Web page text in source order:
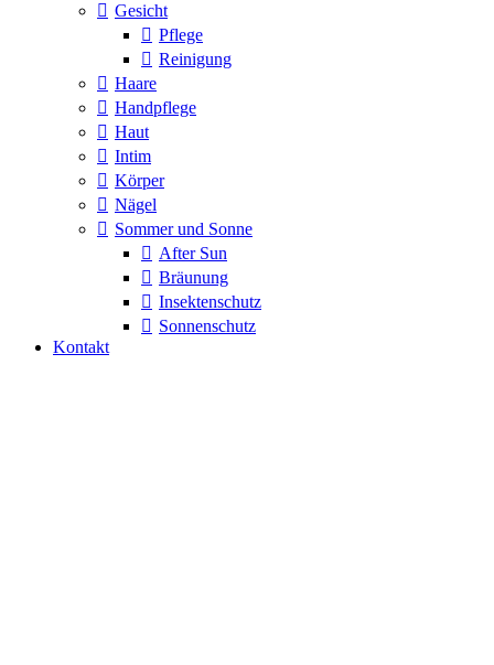
Gesicht
Pflege
Reinigung
Haare
Handpflege
Haut
Intim
Körper
Nägel
Sommer und Sonne
After Sun
Bräunung
Insektenschutz
Sonnenschutz
Kontakt